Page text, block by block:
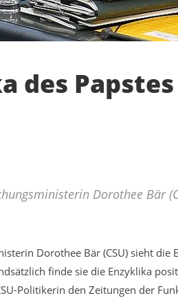
des Papstes
Dorothee Bär
Dorothee Bär (CSU) sieht die
finde sie die Enzyklika
Politikerin den Zeitungen der